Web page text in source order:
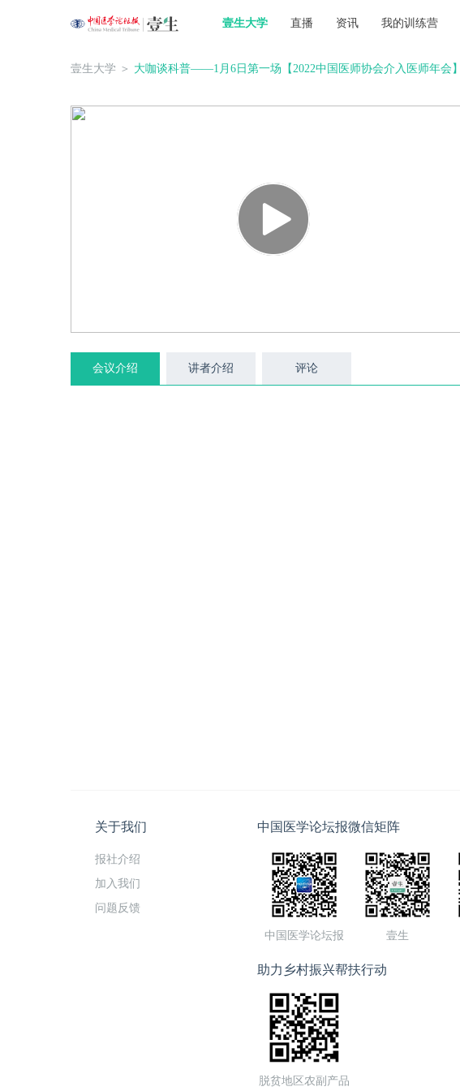
壹生大学 直播 资讯 我的训练营
壹生大学 ＞ 大咖谈科普——1月6日第一场【2022中国医师协会介入医师年会】
会议介绍 讲者介绍 评论
关于我们
报社介绍
加入我们
问题反馈
中国医学论坛报微信矩阵
中国医学论坛报 壹生
助力乡村振兴帮扶行动
脱贫地区农副产品